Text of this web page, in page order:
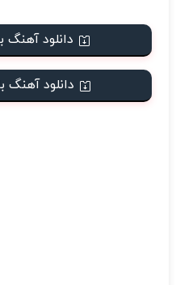
دانلود آهنگ
دانلود آهنگ